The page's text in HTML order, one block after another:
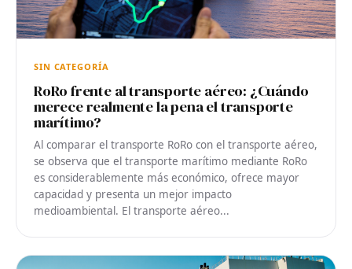
SIN CATEGORÍA
RoRo frente al transporte aéreo: ¿Cuándo
merece realmente la pena el transporte
marítimo?
Al comparar el transporte RoRo con el transporte aéreo,
se observa que el transporte marítimo mediante RoRo
es considerablemente más económico, ofrece mayor
capacidad y presenta un mejor impacto
medioambiental. El transporte aéreo...